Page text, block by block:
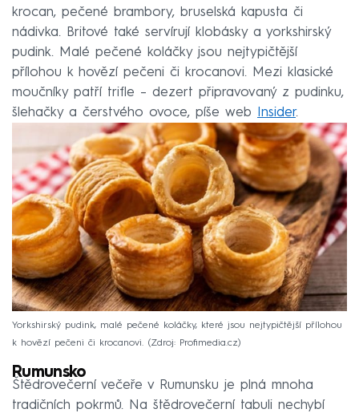
krocan, pečené brambory, bruselská kapusta či
nádivka. Britové také servírují klobásky a yorkshirský
pudink. Malé pečené koláčky jsou nejtypičtější
přílohou k hovězí pečeni či krocanovi. Mezi klasické
moučníky patří trifle – dezert připravovaný z pudinku,
šlehačky a čerstvého ovoce, píše web
Insider.
Yorkshirský pudink, malé pečené koláčky, které jsou nejtypičtější přílohou
k hovězí pečeni či krocanovi.
Zdroj: Profimedia.cz
Rumunsko
Štědrovečerní večeře v Rumunsku je plná mnoha
tradičních pokrmů. Na štědrovečerní tabuli nechybí